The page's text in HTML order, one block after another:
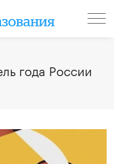
года России